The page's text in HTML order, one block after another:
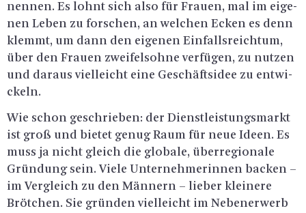
nen­nen. Es lohnt sich also für Frau­en, mal im ei­ge­
nen Leben zu for­schen, an wel­chen Ecken es denn
klemmt, um dann den ei­ge­nen Ein­falls­reich­tum,
über den Frau­en zwei­fels­oh­ne ver­fü­gen, zu nut­zen
und dar­aus viel­leicht eine Ge­schäfts­idee zu ent­wi­
ckeln.
Wie schon ge­schrie­ben: der Dienst­leis­tungs­markt
ist groß und bie­tet genug Raum für neue Ideen. Es
muss ja nicht gleich die glo­ba­le, über­re­gio­na­le
Grün­dung sein. Viele Un­ter­neh­me­rin­nen ba­cken –
im Ver­gleich zu den Män­nern – lie­ber klei­ne­re
Bröt­chen. Sie grün­den viel­leicht im Ne­ben­er­werb